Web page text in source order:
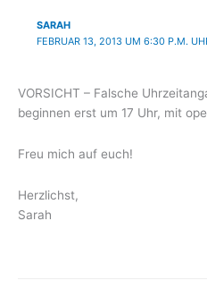
SARAH
FEBRUAR 13, 2013 UM 6:30 P.M.
VORSICHT – Falsche
beginnen erst um 17 Uhr, mit
Freu mich auf euch!
Herzlichst,
Sarah